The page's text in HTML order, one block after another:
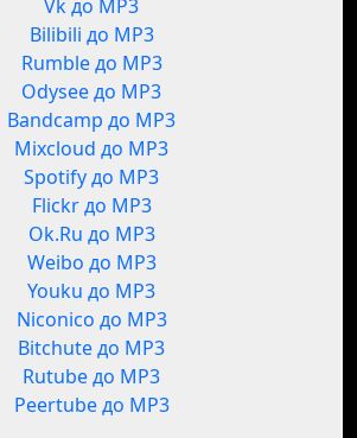
Vk до MP3
Bilibili до MP3
Rumble до MP3
Odysee до MP3
Bandcamp до MP3
Mixcloud до MP3
Spotify до MP3
Flickr до MP3
Ok.Ru до MP3
Weibo до MP3
Youku до MP3
Niconico до MP3
Bitchute до MP3
Rutube до MP3
Peertube до MP3